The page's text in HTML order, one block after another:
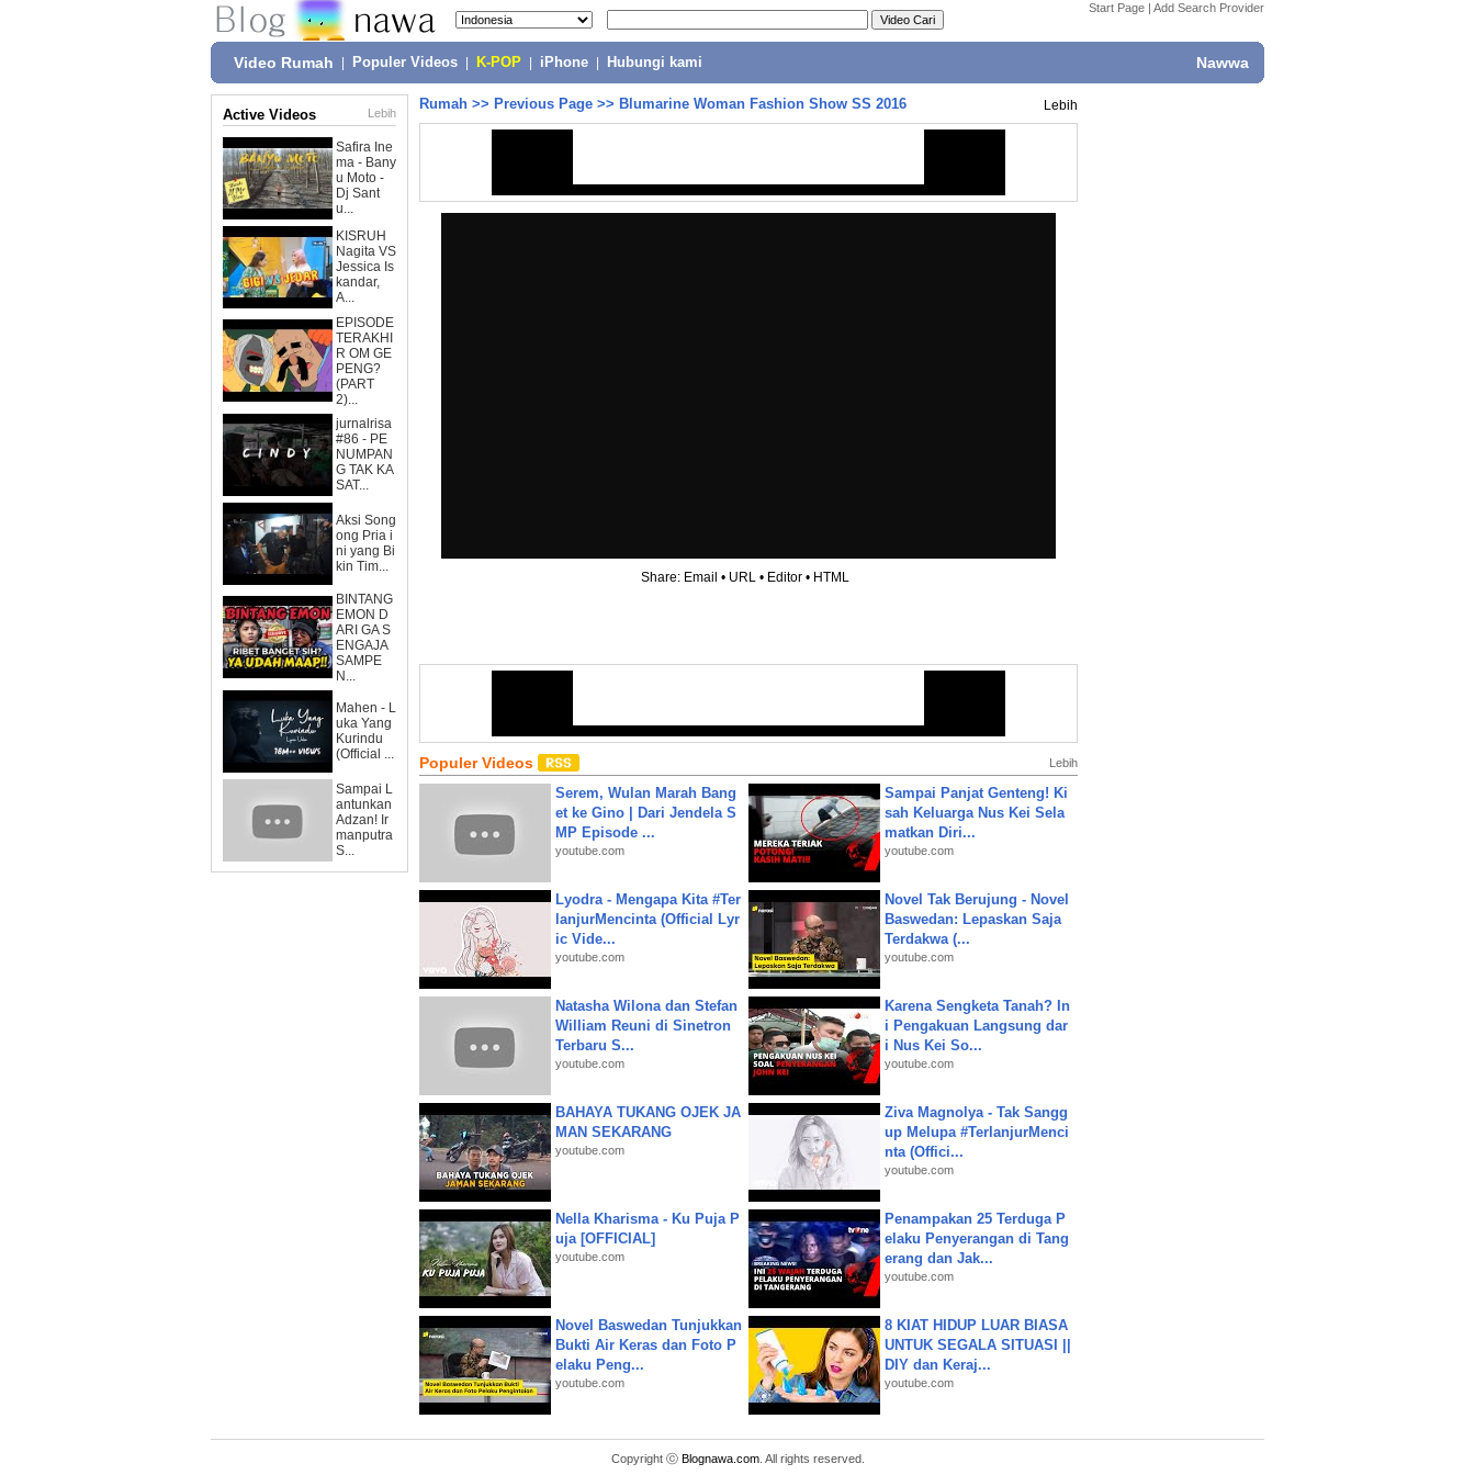
Start Page | Add Search Provider
Video Rumah Populer Videos K-POP iPhone Hubungi kami Nawwa
Active Videos Lebih
Safira Ine
ma - Bany
u Moto -
Dj Sant
u...
KISRUH
Nagita VS
Jessica Is
kandar,
A...
EPISODE
TERAKHI
R OM GE
PENG?
(PART
2)...
jurnalrisa
#86 - PE
NUMPAN
G TAK KA
SAT...
Aksi Song
ong Pria i
ni yang Bi
kin Tim...
BINTANG
EMON D
ARI GA S
ENGAJA
SAMPE
N...
Mahen - L
uka Yang
Kurindu
(Official ...
Sampai L
antunkan
Adzan! Ir
manputra
S...
Rumah >> Previous Page >> Blumarine Woman Fashion Show SS 2016 Lebih
Share: Email • URL • Editor • HTML
Populer Videos Lebih
Serem, Wulan Marah Bang
et ke Gino | Dari Jendela S
MP Episode ...
youtube.com
Sampai Panjat Genteng! Ki
sah Keluarga Nus Kei Sela
matkan Diri...
youtube.com
Lyodra - Mengapa Kita #Ter
lanjurMencinta (Official Lyr
ic Vide...
youtube.com
Novel Tak Berujung - Novel
Baswedan: Lepaskan Saja
Terdakwa (...
youtube.com
Natasha Wilona dan Stefan
William Reuni di Sinetron
Terbaru S...
youtube.com
Karena Sengketa Tanah? In
i Pengakuan Langsung dar
i Nus Kei So...
youtube.com
BAHAYA TUKANG OJEK JA
MAN SEKARANG
youtube.com
Ziva Magnolya - Tak Sangg
up Melupa #TerlanjurMenci
nta (Offici...
youtube.com
Nella Kharisma - Ku Puja P
uja [OFFICIAL]
youtube.com
Penampakan 25 Terduga P
elaku Penyerangan di Tang
erang dan Jak...
youtube.com
Novel Baswedan Tunjukkan
Bukti Air Keras dan Foto P
elaku Peng...
youtube.com
8 KIAT HIDUP LUAR BIASA
UNTUK SEGALA SITUASI ||
DIY dan Keraj...
youtube.com
Copyright ⓒ Blognawa.com. All rights reserved.